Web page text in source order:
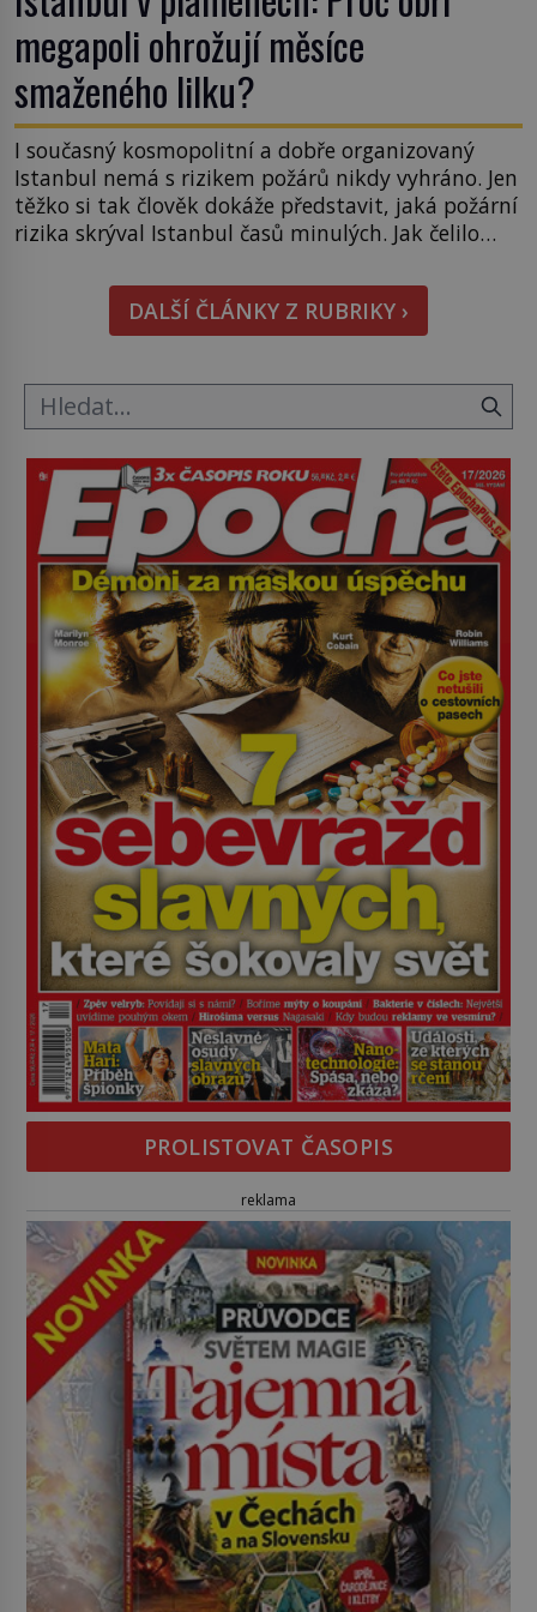
megapoli ohrožují měsíce
smaženého lilku?
I současný kosmopolitní a dobře organizovaný
Istanbul nemá s rizikem požárů nikdy vyhráno. Jen
těžko si tak člověk dokáže představit, jaká požární
rizika skrýval Istanbul časů minulých. Jak čelilo
proč jsou zde stále tolik obávány měsíce
smaženého lilku? První hasičský sbor se
v Istanbulu objevuje v roce 1714 a […]
DALŠÍ ČLÁNKY Z RUBRIKY ›
PROLISTOVAT ČASOPIS
reklama